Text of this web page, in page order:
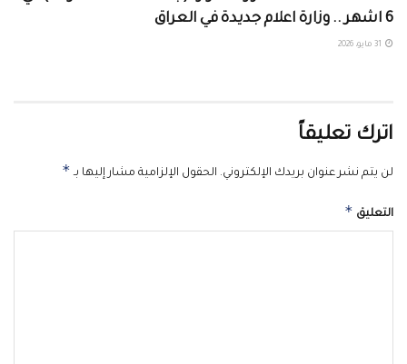
6 اشهر .. وزارة اعلام جديدة في العراق
اترك تعليقاً
لن يتم نشر عنوان بريدك الإلكتروني. الحقول الإلزامية مشار إليها بـ *
التعليق *